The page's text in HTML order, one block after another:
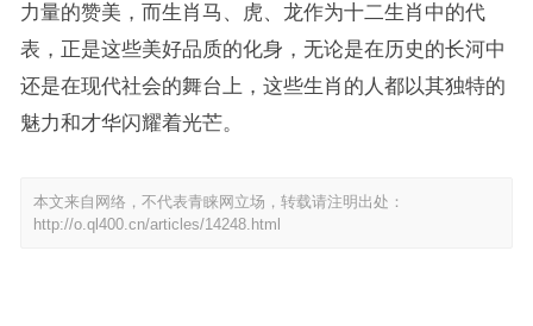
力量的赞美，而生肖马、虎、龙作为十二生肖中的代
表，正是这些美好品质的化身，无论是在历史的长河中
还是在现代社会的舞台上，这些生肖的人都以其独特的
魅力和才华闪耀着光芒。
本文来自网络，不代表青睐网立场，转载请注明出处：
http://o.ql400.cn/articles/14248.html